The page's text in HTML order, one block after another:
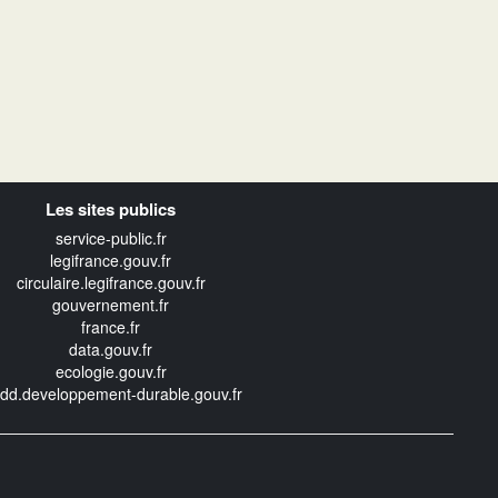
Les sites publics
service-public.fr
legifrance.gouv.fr
circulaire.legifrance.gouv.fr
gouvernement.fr
france.fr
data.gouv.fr
ecologie.gouv.fr
durable.gouv.fr